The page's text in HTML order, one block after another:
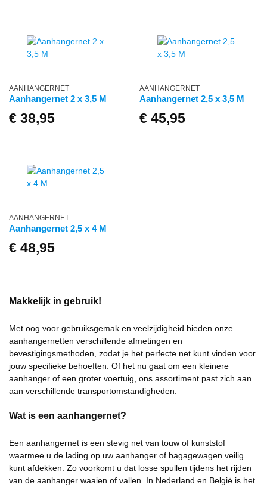
AANHANGERNET
Aanhangernet 2 x 3,5 M
€38,95
AANHANGERNET
Aanhangernet 2,5 x 3,5 M
€45,95
AANHANGERNET
Aanhangernet 2,5 x 4 M
€48,95
Makkelijk in gebruik!
Met oog voor gebruiksgemak en veelzijdigheid bieden onze
aanhangernetten verschillende afmetingen en
bevestigingsmethoden, zodat je het perfecte net kunt vinden voor
jouw specifieke behoeften. Of het nu gaat om een kleinere
aanhanger of een groter voertuig, ons assortiment past zich aan
aan verschillende transportomstandigheden.
Wat is een aanhangernet?
Een aanhangernet is een stevig net van touw of kunststof
waarmee u de lading op uw aanhanger of bagagewagen veilig
kunt afdekken. Zo voorkomt u dat losse spullen tijdens het rijden
van de aanhanger waaien of vallen. In Nederland en België is het